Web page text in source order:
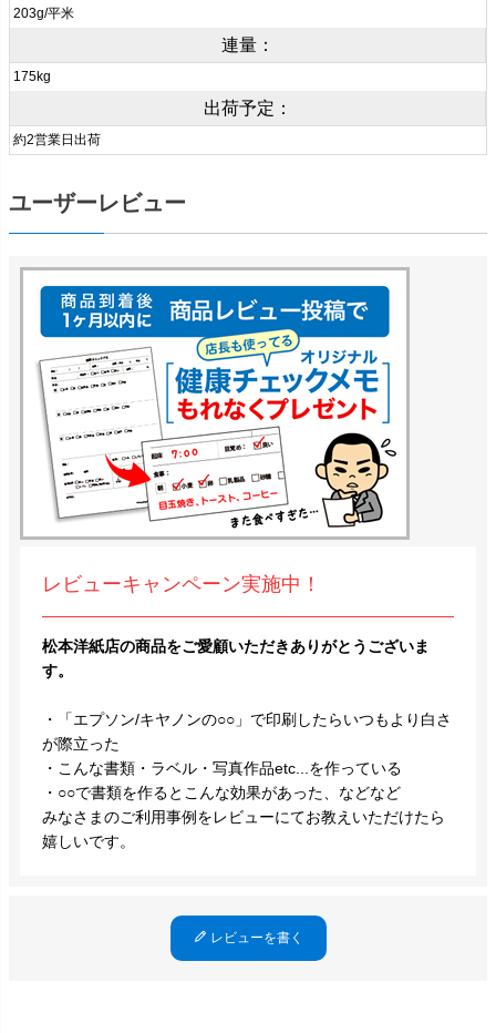
203g/平米
連量：
175kg
出荷予定：
約2営業日出荷
ユーザーレビュー
レビューキャンペーン実施中！
松本洋紙店の商品をご愛顧いただきありがとうございま
す。
・「エプソン/キヤノンの○○」で印刷したらいつもより白さ
が際立った
・こんな書類・ラベル・写真作品etc...を作っている
・○○で書類を作るとこんな効果があった、などなど
みなさまのご利用事例をレビューにてお教えいただけたら
嬉しいです。
レビューを書く